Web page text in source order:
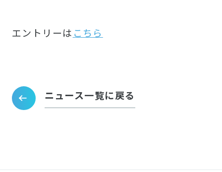
エントリーは こちら
ニュース一覧に戻る